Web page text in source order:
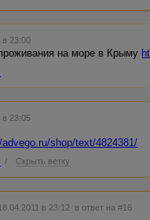
в 23:00
на море в Крыму
в 23:05
advego.ru/shop/text/4824381/
/ Скрыть ветку
в 23:12 в ответ на #16